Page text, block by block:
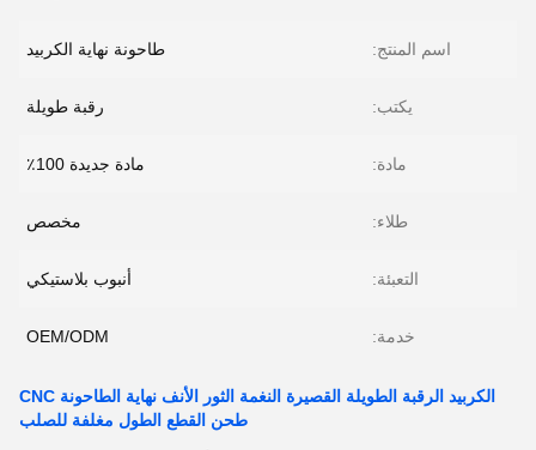
اسم المنتج: طاحونة نهاية الكربيد
يكتب: رقبة طويلة
مادة: مادة جديدة 100٪
طلاء: مخصص
التعبئة: أنبوب بلاستيكي
خدمة: OEM/ODM
الكربيد الرقبة الطويلة القصيرة النغمة الثور الأنف نهاية الطاحونة CNC
طحن القطع الطول مغلفة للصلب